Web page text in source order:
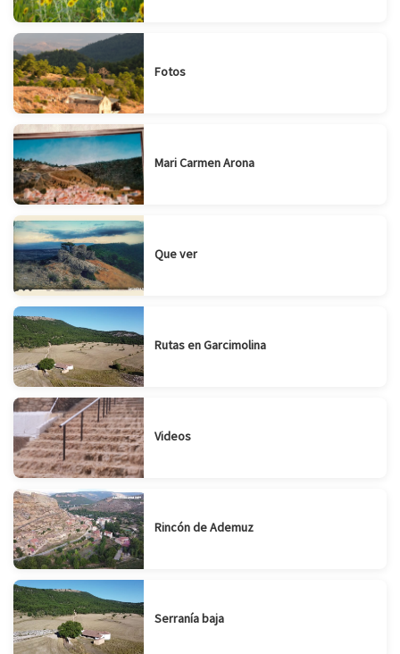
Fotos
Mari Carmen Arona
Que ver
Rutas en Garcimolina
Videos
Rincón de Ademuz
Serranía baja